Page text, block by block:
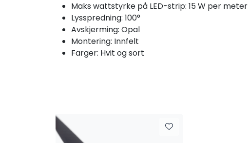
Maks wattstyrke på LED-strip: 15 W per meter
Lysspredning: 100°
Avskjerming: Opal
Montering: Innfelt
Farger: Hvit og sort